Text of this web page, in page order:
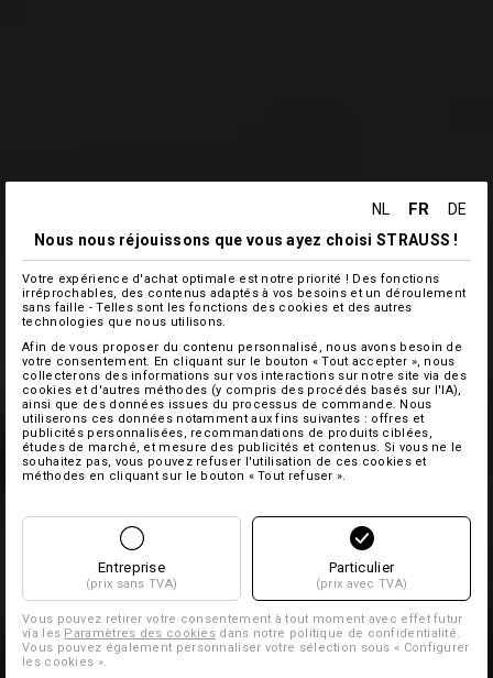
NL FR
DE
Nous nous réjouissons que vous ayez choisi STRAUSS !
Votre expérience d'achat optimale est notre priorité ! Des fonctions
irréprochables, des contenus adaptés à vos besoins et un déroulement
sans faille - Telles sont les fonctions des cookies et des autres
technologies que nous utilisons.
Afin de vous proposer du contenu personnalisé, nous avons besoin de
votre consentement. En cliquant sur le bouton « Tout accepter », nous
collecterons des informations sur vos interactions sur notre site via des
cookies et d'autres méthodes (y compris des procédés basés sur l'IA),
ainsi que des données issues du processus de commande. Nous
utiliserons ces données notamment aux fins suivantes : offres et
publicités personnalisées, recommandations de produits ciblées,
études de marché, et mesure des publicités et contenus. Si vous ne le
souhaitez pas, vous pouvez refuser l'utilisation de ces cookies et
méthodes en cliquant sur le bouton « Tout refuser ».
Entreprise
(prix sans TVA)
Particulier
(prix avec TVA)
Vous pouvez retirer votre consentement à tout moment avec effet futur
via les Paramètres des cookies dans notre politique de confidentialité.
Vous pouvez également personnaliser votre sélection sous « Configurer
les cookies ».